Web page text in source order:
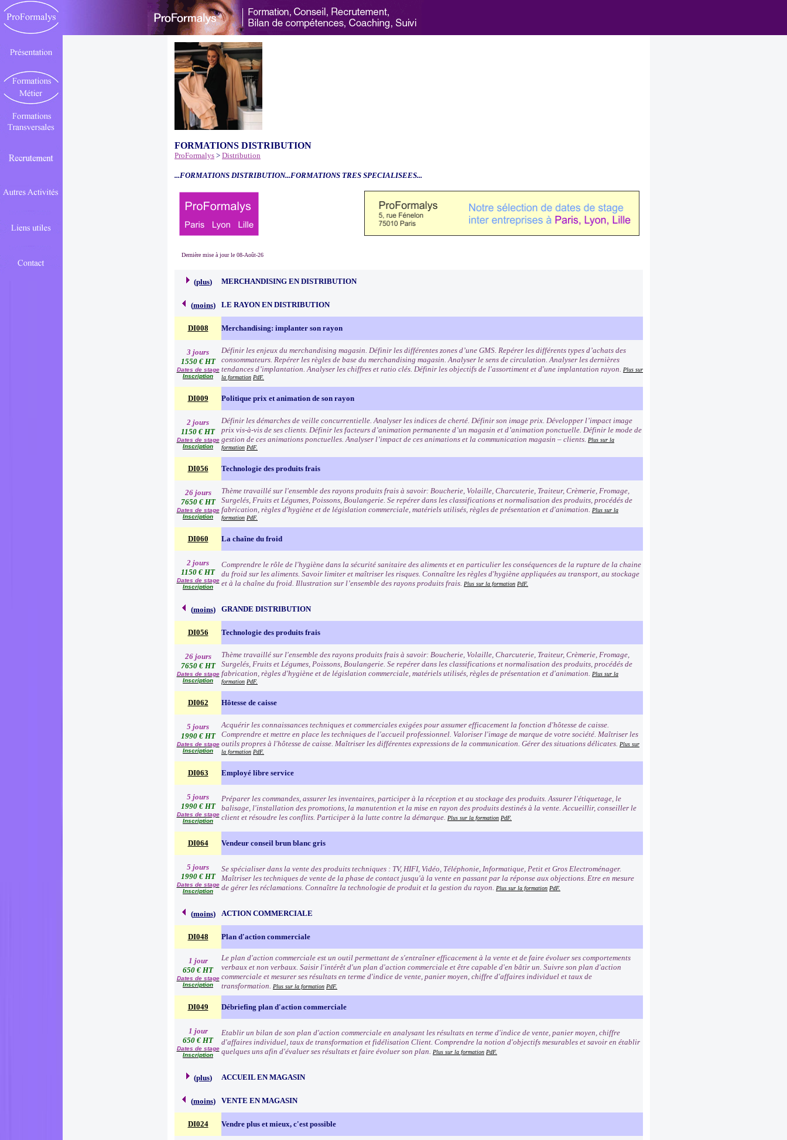
FORMATIONS DISTRIBUTION
ProFormalys > Distribution
...FORMATIONS DISTRIBUTION...FORMATIONS TRES SPECIALISEES...
Dernière mise à jour le 08-Août-26
(plus) MERCHANDISING EN DISTRIBUTION
(moins) LE RAYON EN DISTRIBUTION
DI008 Merchandising: implanter son rayon
3 jours
1550 € HT
Dates de stage
Inscription
Définir les enjeux du merchandising magasin. Définir les différentes zones d’une GMS. Repérer les différents types d’achats des
consommateurs. Repérer les règles de base du merchandising magasin. Analyser le sens de circulation. Analyser les dernières
tendances d’implantation. Analyser les chiffres et ratio clés. Définir les objectifs de l'assortiment et d'une implantation rayon. Plus sur
la formation PdF.
DI009 Politique prix et animation de son rayon
2 jours
1150 € HT
Dates de stage
Inscription
Définir les démarches de veille concurrentielle. Analyser les indices de cherté. Définir son image prix. Développer l’impact image
prix vis-à-vis de ses clients. Définir les facteurs d’animation permanente d’un magasin et d’animation ponctuelle. Définir le mode de
gestion de ces animations ponctuelles. Analyser l’impact de ces animations et la communication magasin – clients. Plus sur la
formation PdF.
DI056 Technologie des produits frais
26 jours
7650 € HT
Dates de stage
Inscription
Thème travaillé sur l'ensemble des rayons produits frais à savoir: Boucherie, Volaille, Charcuterie, Traiteur, Crèmerie, Fromage,
Surgelés, Fruits et Légumes, Poissons, Boulangerie. Se repérer dans les classifications et normalisation des produits, procédés de
fabrication, règles d'hygiène et de législation commerciale, matériels utilisés, règles de présentation et d'animation. Plus sur la
formation PdF.
DI060 La chaîne du froid
2 jours
1150 € HT
Dates de stage
Inscription
Comprendre le rôle de l'hygiène dans la sécurité sanitaire des aliments et en particulier les conséquences de la rupture de la chaine
du froid sur les aliments. Savoir limiter et maîtriser les risques. Connaître les règles d'hygiène appliquées au transport, au stockage
et à la chaîne du froid. Illustration sur l’ensemble des rayons produits frais. Plus sur la formation PdF.
(moins) GRANDE DISTRIBUTION
DI056 Technologie des produits frais
26 jours
7650 € HT
Dates de stage
Inscription
Thème travaillé sur l'ensemble des rayons produits frais à savoir: Boucherie, Volaille, Charcuterie, Traiteur, Crèmerie, Fromage,
Surgelés, Fruits et Légumes, Poissons, Boulangerie. Se repérer dans les classifications et normalisation des produits, procédés de
fabrication, règles d'hygiène et de législation commerciale, matériels utilisés, règles de présentation et d'animation. Plus sur la
formation PdF.
DI062 Hôtesse de caisse
5 jours
1990 € HT
Dates de stage
Inscription
Acquérir les connaissances techniques et commerciales exigées pour assumer efficacement la fonction d'hôtesse de caisse.
Comprendre et mettre en place les techniques de l'accueil professionnel. Valoriser l'image de marque de votre société. Maîtriser les
outils propres à l'hôtesse de caisse. Maîtriser les différentes expressions de la communication. Gérer des situations délicates. Plus sur
la formation PdF.
DI063 Employé libre service
5 jours
1990 € HT
Dates de stage
Inscription
Préparer les commandes, assurer les inventaires, participer à la réception et au stockage des produits. Assurer l'étiquetage, le
balisage, l'installation des promotions, la manutention et la mise en rayon des produits destinés à la vente. Accueillir, conseiller le
client et résoudre les conflits. Participer à la lutte contre la démarque. Plus sur la formation PdF.
DI064 Vendeur conseil brun blanc gris
5 jours
1990 € HT
Dates de stage
Inscription
Se spécialiser dans la vente des produits techniques : TV, HIFI, Vidéo, Téléphonie, Informatique, Petit et Gros Electroménager.
Maîtriser les techniques de vente de la phase de contact jusqu'à la vente en passant par la réponse aux objections. Etre en mesure
de gérer les réclamations. Connaître la technologie de produit et la gestion du rayon. Plus sur la formation PdF.
(moins) ACTION COMMERCIALE
DI048 Plan d'action commerciale
1 jour
650 € HT
Dates de stage
Inscription
Le plan d'action commerciale est un outil permettant de s'entraîner efficacement à la vente et de faire évoluer ses comportements
verbaux et non verbaux. Saisir l'intérêt d'un plan d'action commerciale et être capable d'en bâtir un. Suivre son plan d'action
commerciale et mesurer ses résultats en terme d'indice de vente, panier moyen, chiffre d'affaires individuel et taux de
transformation. Plus sur la formation PdF.
DI049 Débriefing plan d'action commerciale
1 jour
650 € HT
Dates de stage
Inscription
Etablir un bilan de son plan d'action commerciale en analysant les résultats en terme d'indice de vente, panier moyen, chiffre
d'affaires individuel, taux de transformation et fidélisation Client. Comprendre la notion d'objectifs mesurables et savoir en établir
quelques uns afin d'évaluer ses résultats et faire évoluer son plan. Plus sur la formation PdF.
(plus) ACCUEIL EN MAGASIN
(moins) VENTE EN MAGASIN
DI024 Vendre plus et mieux, c'est possible